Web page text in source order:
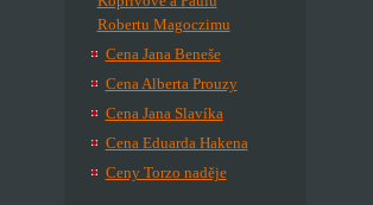
Robertu Magoczimu
Cena Jana Beneše
Cena Alberta Prouzy
Cena Jana Slavíka
Cena Eduarda Hakena
Ceny Torzo naděje